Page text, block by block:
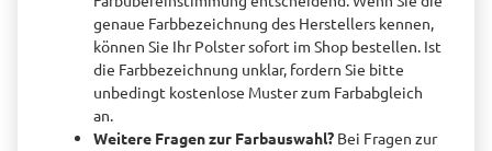
genaue Farbbezeichnung des Herstellers kennen,
können Sie Ihr Polster sofort im Shop bestellen. Ist
die Farbbezeichnung unklar, fordern Sie bitte
unbedingt kostenlose Muster zum Farbabgleich
an.
Weitere Fragen zur Farbauswahl? Bei Fragen zur